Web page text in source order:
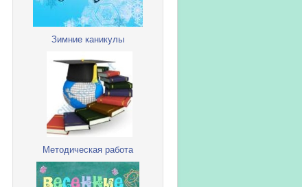
Зимние каникулы
Методическая работа